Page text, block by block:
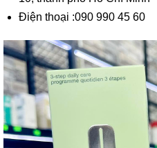
Điện thoại :090 990 45 60